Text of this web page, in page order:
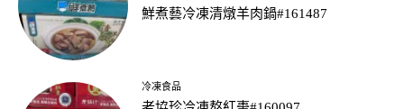
鮮煮藝冷凍清燉羊肉鍋#161487
冷凍食品